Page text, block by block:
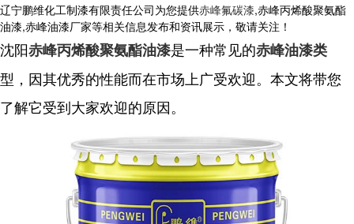
辽宁鹏维化工制漆有限责任公司为您提供赤峰氟碳漆,赤峰丙烯酸聚氨酯
油漆,赤峰油漆厂家等相关信息发布和资讯展示，敬请关注！
沈阳赤峰丙烯酸聚氨酯油漆是一种常见的赤峰油漆类
型，因其优秀的性能而在市场上广受欢迎。本文将带您
了解它受到大家欢迎的原因。